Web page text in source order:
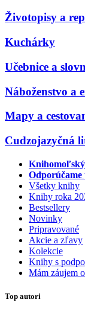
Životopisy a
Kuchárky
Učebnice a
Náboženstvo a
Mapy a
Cudzojazyčná
Odporúčame
Všetky knihy
Knihy roka
Bestsellery
Novinky
Pripravované
Akcie a zľavy
Kolekcie
Knihy s
Mám záujem
Top autori